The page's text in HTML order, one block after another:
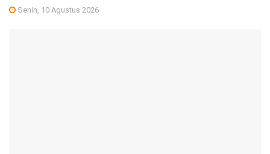
Senin, 10 Agustus 2026